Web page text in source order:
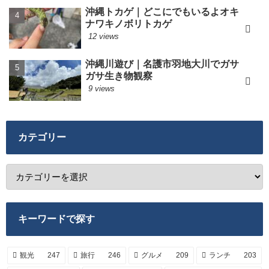
沖縄トカゲ｜どこにでもいるよオキ
ナワキノボリトカゲ
12 views
沖縄川遊び｜名護市羽地大川でガサ
ガサ生き物観察
9 views
カテゴリー
キーワードで探す
観光 247 旅行 246 グルメ 209 ランチ 203